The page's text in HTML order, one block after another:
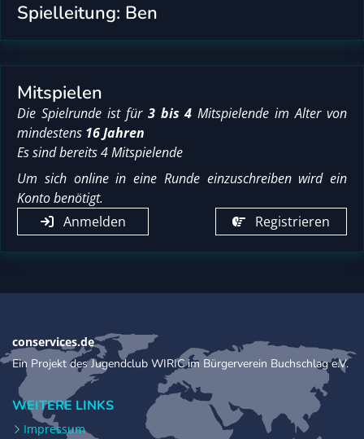
Spielleitung: Ben
Mitspielen
Die Spielrunde ist für 3 bis 4 Mitspielende im Alter von
mindestens 16 Jahren
Es sind bereits 4 Mitspielende
Um sich online in eine Runde einzuschreiben wird ein
Konto benötigt.
Anmelden
Registrieren
conservices.de
Ein Projekt des Jugendclub WIRIC im Bürgerverein Buchschlag e.V.
WEITERE LINKS
Impressum